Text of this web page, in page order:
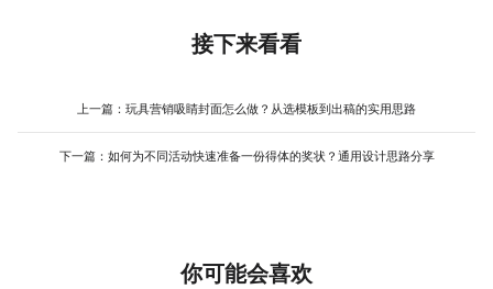
为视觉语言。关键在于让顾客一眼就能理解这个产品能解决他的什
质质感，这本身就是品牌专业度的体现。其次，可以在不违反规定
的前提下，通过产品本身的颜色、造型以及极简的包装（如果允许
色彩选择就会偏向自然、简约。完成主图后，应利用剩余的副图位
系。美图设计室的模板库也包含多种风格的副图模板，可以帮助你
接下来看看
上一篇： 玩具营销吸睛封面怎么做？从选模板到出稿的实用思路
下一篇： 如何为不同活动快速准备一份得体的奖状？通用设计思路分享
你可能会喜欢